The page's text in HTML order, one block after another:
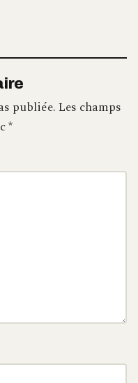
publiée.Les champs
*